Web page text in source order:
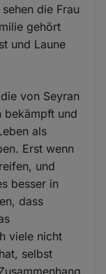
die Frau
gehört
und Laune
von Seyran
bekämpft und
als
Erst wenn
und
besser in
dass
viele nicht
selbst